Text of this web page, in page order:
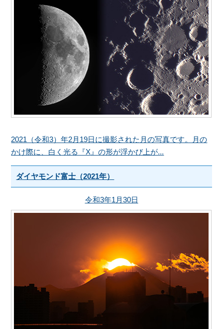
2021（令和3）年2月19日に撮影された月の写真です。月の
かけ際に、白く光る『X』の形が浮かび上が...
ダイヤモンド富士（2021年）
令和3年1月30日